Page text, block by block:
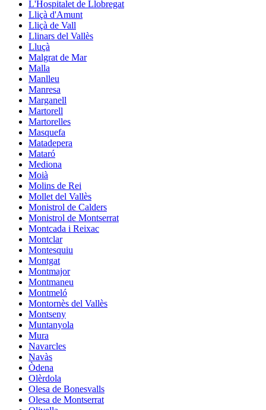
L'Hospitalet de Llobregat
Lliçà d'Amunt
Lliçà de Vall
Llinars del Vallès
Lluçà
Malgrat de Mar
Malla
Manlleu
Manresa
Marganell
Martorell
Martorelles
Masquefa
Matadepera
Mataró
Mediona
Moià
Molins de Rei
Mollet del Vallès
Monistrol de Calders
Monistrol de Montserrat
Montcada i Reixac
Montclar
Montesquiu
Montgat
Montmajor
Montmaneu
Montmeló
Montornès del Vallès
Montseny
Muntanyola
Mura
Navarcles
Navàs
Òdena
Olèrdola
Olesa de Bonesvalls
Olesa de Montserrat